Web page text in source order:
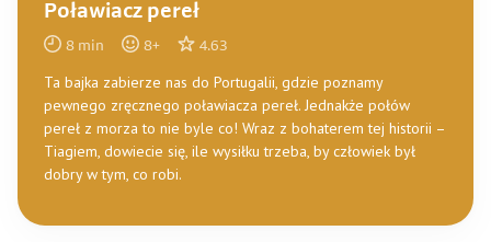
Poławiacz pereł
8 min 8+ 4.63
Ta bajka zabierze nas do Portugalii, gdzie poznamy
pewnego zręcznego poławiacza pereł. Jednakże połów
pereł z morza to nie byle co! Wraz z bohaterem tej historii –
Tiagiem, dowiecie się, ile wysiłku trzeba, by człowiek był
dobry w tym, co robi.